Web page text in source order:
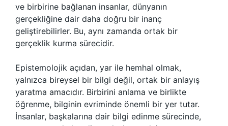
ve birbirine bağlanan insanlar, dünyanın
gerçekliğine dair daha doğru bir inanç
geliştirebilirler. Bu, aynı zamanda ortak bir
gerçeklik kurma sürecidir.
Epistemolojik açıdan, yar ile hemhal olmak,
yalnızca bireysel bir bilgi değil, ortak bir anlayış
yaratma amacıdır. Birbirini anlama ve birlikte
öğrenme, bilginin evriminde önemli bir yer tutar.
İnsanlar, başkalarına dair bilgi edinme sürecinde,